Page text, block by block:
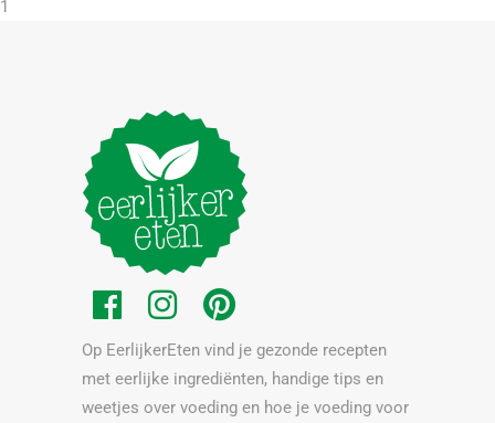
1
Op EerlijkerEten vind je gezonde recepten
met eerlijke ingrediënten, handige tips en
weetjes over voeding en hoe je voeding voor